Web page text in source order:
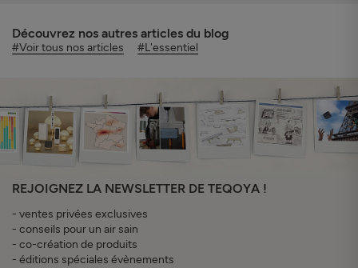
Découvrez nos autres articles du blog
#Voir tous nos articles #L'essentiel
REJOIGNEZ LA NEWSLETTER DE TEQOYA !
- ventes privées exclusives
- conseils pour un air sain
- co-création de produits
- éditions spéciales évènements